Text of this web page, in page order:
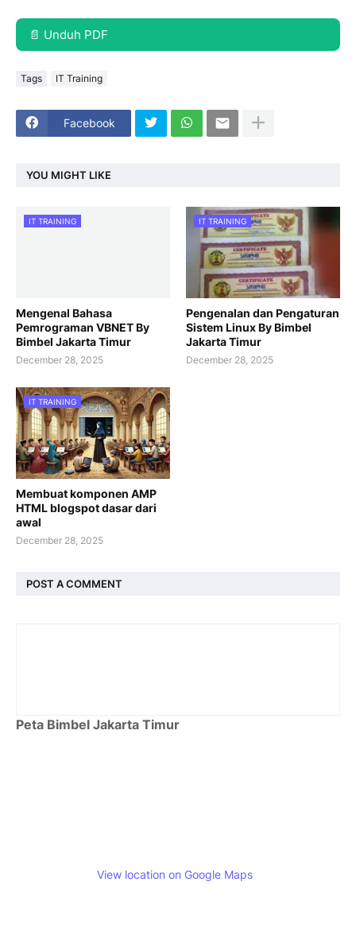
📄 Unduh PDF
Tags IT Training
Facebook
YOU MIGHT LIKE
IT TRAINING
Mengenal Bahasa
Pemrograman VBNET By
Bimbel Jakarta Timur
December 28, 2025
IT TRAINING
Pengenalan dan Pengaturan
Sistem Linux By Bimbel
Jakarta Timur
December 28, 2025
IT TRAINING
Membuat komponen AMP
HTML blogspot dasar dari
awal
December 28, 2025
POST A COMMENT
Peta Bimbel Jakarta Timur
View location on Google Maps